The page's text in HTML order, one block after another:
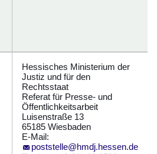
Hessisches Ministerium der
Justiz und für den
Rechtsstaat
Referat für Presse- und
Öffentlichkeitsarbeit
Luisenstraße 13
65185 Wiesbaden
E-Mail:
poststelle@hmdj.hessen.de